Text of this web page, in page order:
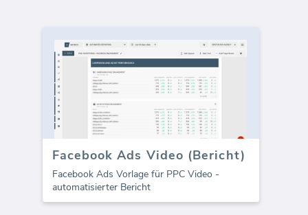
Facebook Ads Video (Bericht)
Facebook Ads Vorlage für PPC Video -
automatisierter Bericht